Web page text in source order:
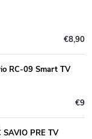
€8,90
RC-09 Smart TV
€9
PRE TV